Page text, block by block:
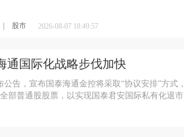
股市 2026-08-07 18:49:57
通国际化战略步伐加快
告，宣布国泰海通金控将采取“协议安排”方式
部普通股股票，以实现国泰君安国际私有化退